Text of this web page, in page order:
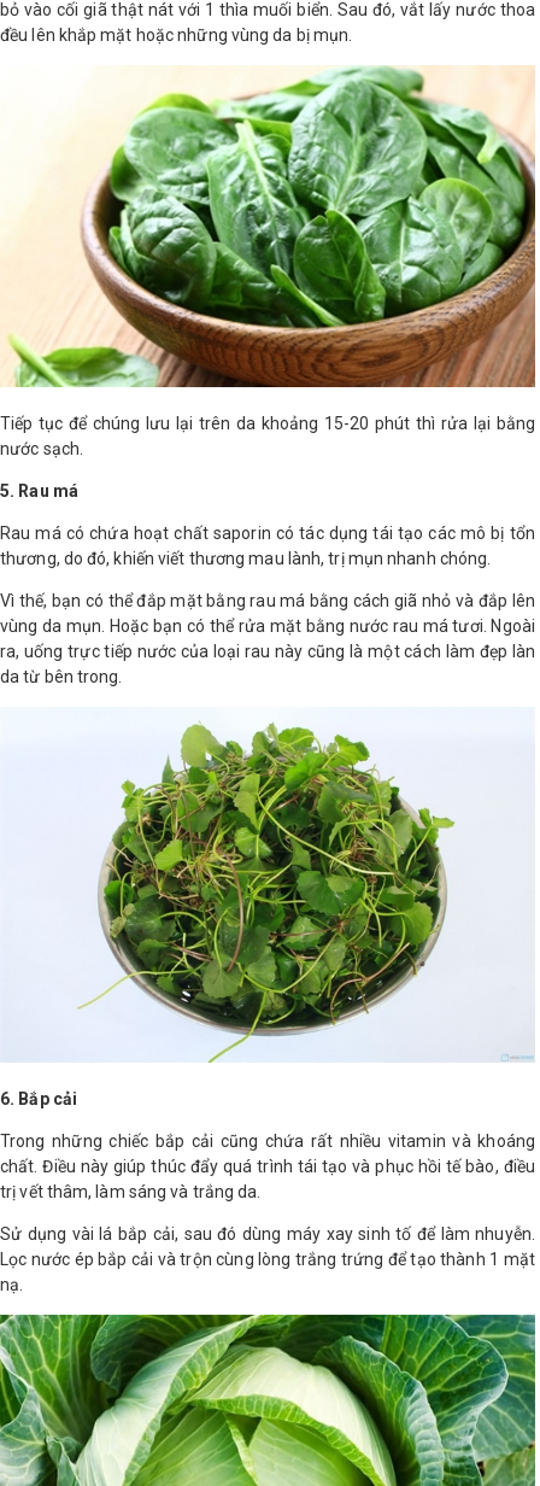
bỏ vào cối giã thật nát với 1 thìa muối biển. Sau đó, vắt lấy nước thoa
đều lên khắp mặt hoặc những vùng da bị mụn.
Tiếp tục để chúng lưu lại trên da khoảng 15-20 phút thì rửa lại bằng
nước sạch.
5. Rau má
Rau má có chứa hoạt chất saporin có tác dụng tái tạo các mô bị tổn
thương, do đó, khiến viết thương mau lành, trị mụn nhanh chóng.
Vì thế, bạn có thể đắp mặt bằng rau má bằng cách giã nhỏ và đắp lên
vùng da mụn. Hoặc bạn có thể rửa mặt bằng nước rau má tươi. Ngoài
ra, uống trực tiếp nước của loại rau này cũng là một cách làm đẹp làn
da từ bên trong.
6. Bắp cải
Trong những chiếc bắp cải cũng chứa rất nhiều vitamin và khoáng
chất. Điều này giúp thúc đẩy quá trình tái tạo và phục hồi tế bào, điều
trị vết thâm, làm sáng và trắng da.
Sử dụng vài lá bắp cải, sau đó dùng máy xay sinh tố để làm nhuyễn.
Lọc nước ép bắp cải và trộn cùng lòng trắng trứng để tạo thành 1 mặt
nạ.